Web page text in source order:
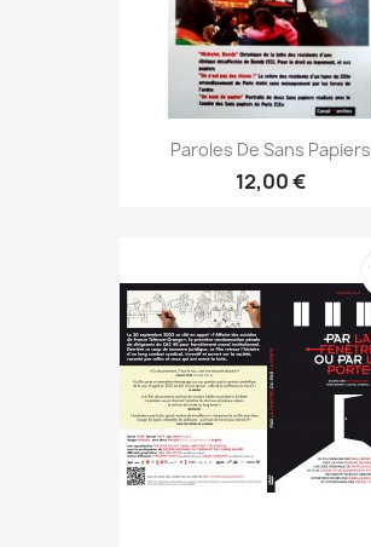
Paroles De Sans Papiers
12,00 €